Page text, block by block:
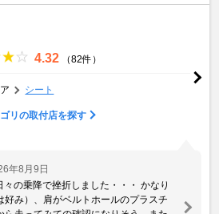
4.32 （82件）
シート
リの取付店を探す
年8月9日
の乗降で挫折しました・・・ かなり
好み）、肩がベルトホールのプラスチ